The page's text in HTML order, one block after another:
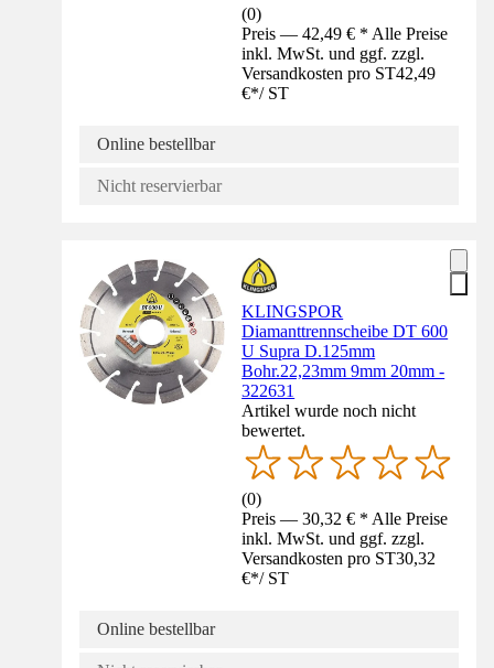
(0)
Preis — 42,49 € * Alle Preise
inkl. MwSt. und ggf. zzgl.
Versandkosten pro ST42,49
€*/ ST
Online bestellbar
Nicht reservierbar
KLINGSPOR
Diamanttrennscheibe DT 600
U Supra D.125mm
Bohr.22,23mm 9mm 20mm -
322631
Artikel wurde noch nicht
bewertet.
(0)
Preis — 30,32 € * Alle Preise
inkl. MwSt. und ggf. zzgl.
Versandkosten pro ST30,32
€*/ ST
Online bestellbar